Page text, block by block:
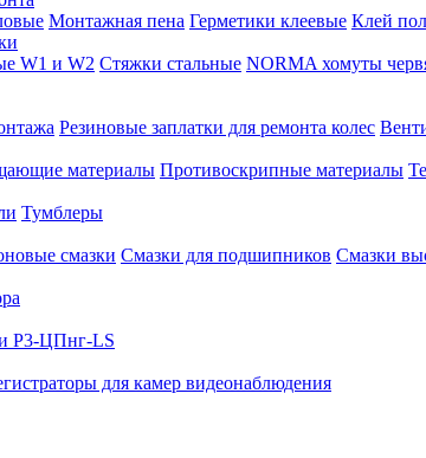
Монтажная пена Герметики клеевые Клей
W1 и W2 Стяжки стальные NORMA хомуты
Резиновые заплатки для ремонта колес
материалы Противоскрипные материалы
Тумблеры
смазки Смазки для подшипников Смазки
Р3-ЦПнг-LS
для камер видеонаблюдения